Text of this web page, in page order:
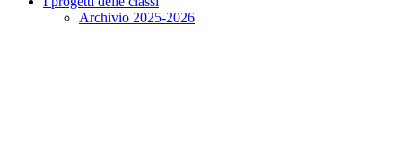
Archivio 2025-2026